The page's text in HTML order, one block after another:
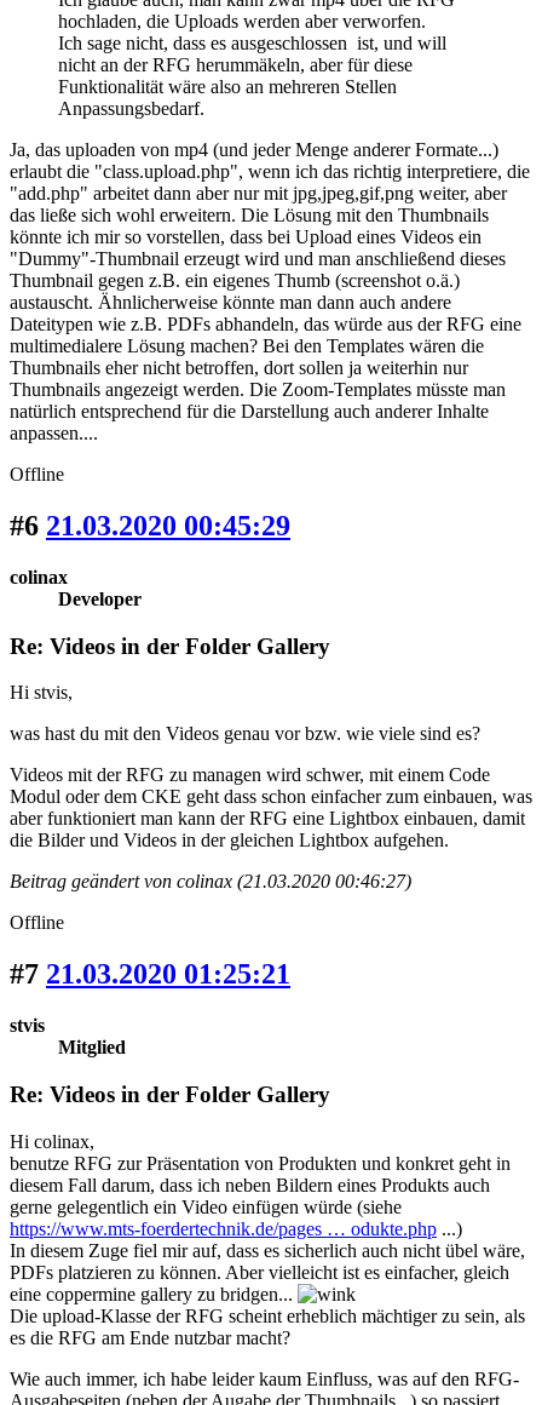
hochladen, die Uploads werden aber verworfen.
Ich sage nicht, dass es ausgeschlossen ist, und will
nicht an der RFG herummäkeln, aber für diese
Funktionalität wäre also an mehreren Stellen
Anpassungsbedarf.
Ja, das uploaden von mp4 (und jeder Menge anderer Formate...)
erlaubt die "class.upload.php", wenn ich das richtig interpretiere, die
"add.php" arbeitet dann aber nur mit jpg,jpeg,gif,png weiter, aber
das ließe sich wohl erweitern. Die Lösung mit den Thumbnails
könnte ich mir so vorstellen, dass bei Upload eines Videos ein
"Dummy"-Thumbnail erzeugt wird und man anschließend dieses
Thumbnail gegen z.B. ein eigenes Thumb (screenshot o.ä.)
austauscht. Ähnlicherweise könnte man dann auch andere
Dateitypen wie z.B. PDFs abhandeln, das würde aus der RFG eine
multimedialere Lösung machen? Bei den Templates wären die
Thumbnails eher nicht betroffen, dort sollen ja weiterhin nur
Thumbnails angezeigt werden. Die Zoom-Templates müsste man
natürlich entsprechend für die Darstellung auch anderer Inhalte
anpassen....
Offline
#6 21.03.2020 00:45:29
colinax
Developer
Re: Videos in der Folder Gallery
Hi stvis,
was hast du mit den Videos genau vor bzw. wie viele sind es?
Videos mit der RFG zu managen wird schwer, mit einem Code
Modul oder dem CKE geht dass schon einfacher zum einbauen, was
aber funktioniert man kann der RFG eine Lightbox einbauen, damit
die Bilder und Videos in der gleichen Lightbox aufgehen.
Beitrag geändert von colinax (21.03.2020 00:46:27)
Offline
#7 21.03.2020 01:25:21
stvis
Mitglied
Re: Videos in der Folder Gallery
Hi colinax,
benutze RFG zur Präsentation von Produkten und konkret geht in
diesem Fall darum, dass ich neben Bildern eines Produkts auch
gerne gelegentlich ein Video einfügen würde (siehe
https://www.mts-foerdertechnik.de/pages … odukte.php ...)
In diesem Zuge fiel mir auf, dass es sicherlich auch nicht übel wäre,
PDFs platzieren zu können. Aber vielleicht ist es einfacher, gleich
eine coppermine gallery zu bridgen...
Die upload-Klasse der RFG scheint erheblich mächtiger zu sein, als
es die RFG am Ende nutzbar macht?
Wie auch immer, ich habe leider kaum Einfluss, was auf den RFG-
Ausgabeseiten (neben der Augabe der Thumbnails...) so passiert,